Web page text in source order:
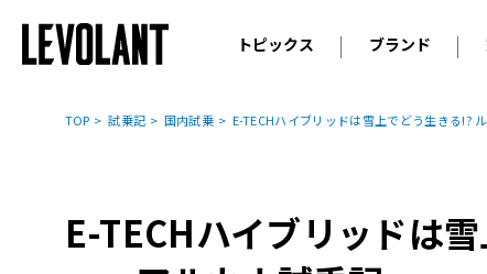
トピックス
ニュース
コラム
ブランド
輸入車 アウデ
プジョ
アル
TOP 試乗記 国内試乗 E-TECHハイブリッドは雪上でどう生きる!?
E-TECHハイブリッドは